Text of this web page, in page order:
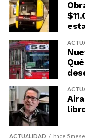
ACTUALIDAD hace 5